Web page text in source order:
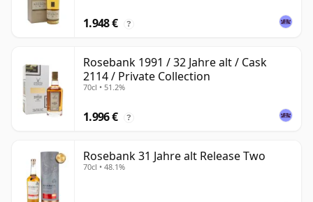
1.948 € ?
Rosebank 1991 / 32 Jahre alt / Cask
2114 / Private Collection
70cl • 51.2%
1.996 € ?
Rosebank 31 Jahre alt Release Two
70cl • 48.1%